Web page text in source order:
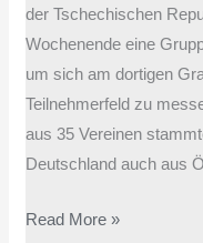
der Tschechischen
Wochenende eine
um sich am dortigen
Teilnehmerfeld zu
aus 35 Vereinen
Deutschland auch aus
Read More »